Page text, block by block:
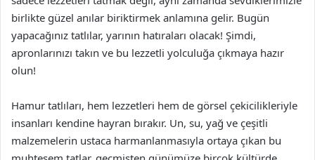
birlikte güzel anılar biriktirmek anlamına gelir. Bugün
yapacağınız tatlılar, yarının hatıraları olacak! Şimdi,
apronlarınızı takın ve bu lezzetli yolculuğa çıkmaya hazır
olun!
Hamur tatlıları, hem lezzetleri hem de görsel çekicilikleriyle
insanları kendine hayran bırakır. Un, su, yağ ve çeşitli
malzemelerin ustaca harmanlanmasıyla ortaya çıkan bu